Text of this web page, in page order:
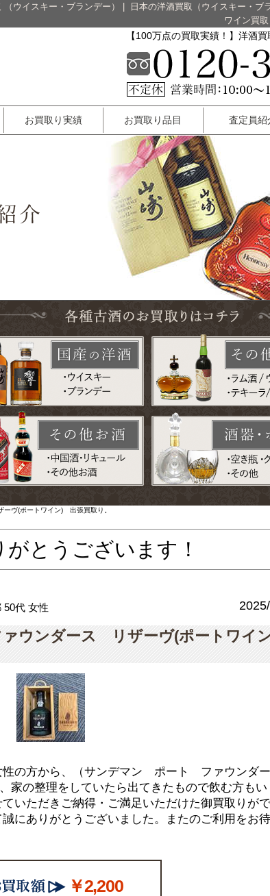
ウイスキー・ブランデー） 日本の洋酒買取（ウイスキー・ブ
ワイン買
【100万点の買取実績！】洋酒
お買取り実績 お買取り品目 査定員紹
ヴ(ポートワイン) 出張買取り。
とうございます！
50代 女性
ウンダース リザーヴ(ポートワイ
性の方から、（サンデマン ポート ファウンダー
の整理をしていたら出てきたもので飲む方もい
いただきご納得・ご満足いただけた御買取りがで
にありがとうございました。またのご利用をお待
￥2,200